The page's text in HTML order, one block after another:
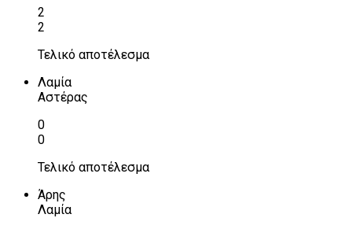
2
2
Τελικό αποτέλεσμα
Λαμία
Αστέρας
0
0
Τελικό αποτέλεσμα
Άρης
Λαμία